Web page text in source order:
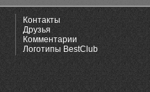
Контакты
Друзья
Комментарии
Логотипы BestClub